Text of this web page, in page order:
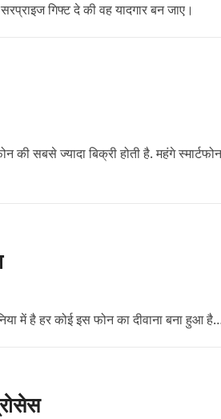
गिफ्ट दे की वह यादगार बन जाए।
की सबसे ज्यादा बिक्री होती है. महंगे
में है हर कोई इस फोन का दीवाना बना हुआ